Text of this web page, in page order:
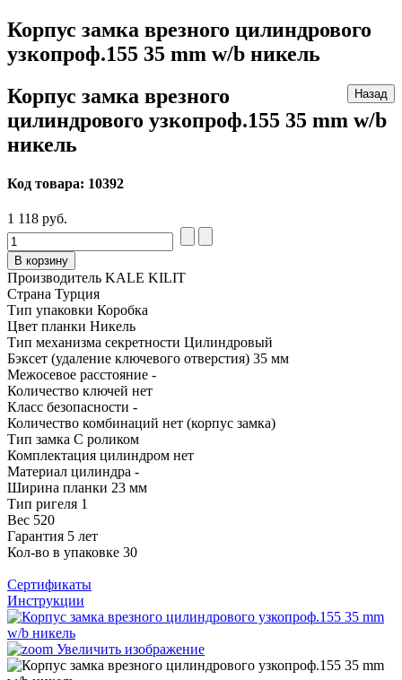
Корпус замка врезного цилиндрового
узкопроф.155 35 mm w/b никель
Корпус замка врезного
цилиндрового узкопроф.155 35 mm w/b
никель
Код товара: 10392
1 118 руб.
В корзину
Производитель KALE KILIT
Страна Турция
Тип упаковки Коробка
Цвет планки Никель
Тип механизма секретности Цилиндровый
Бэксет (удаление ключевого отверстия) 35 мм
Межосевое расстояние -
Количество ключей нет
Класс безопасности -
Количество комбинаций нет (корпус замка)
Тип замка С роликом
Комплектация цилиндром нет
Материал цилиндра -
Ширина планки 23 мм
Тип ригеля 1
Вес 520
Гарантия 5 лет
Кол-во в упаковке 30
Сертификаты
Инструкции
Увеличить изображение